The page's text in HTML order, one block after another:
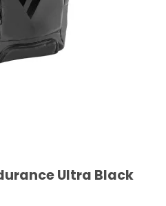
Ultra Black